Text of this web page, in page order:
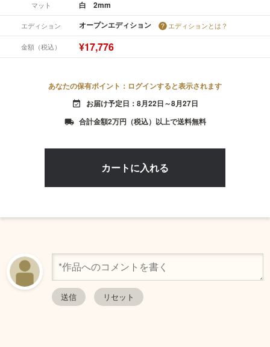
マット 白 2mm
エディション オープンエディション エディションとは？
金額（税込） ¥17,776
あなたの保有ポイント：ログインすると表示されます
event_available お届け予定日：8月22日～8月27日
local_shipping 合計金額2万円（税込）以上で送料無料